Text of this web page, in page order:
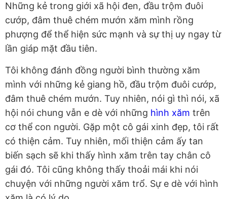
Những kẻ trong giới xã hội đen, đầu trộm đuôi
cướp, đâm thuê chém mướn xăm mình rồng
phượng để thể hiện sức mạnh và sự thị uy ngay từ
lần giáp mặt đầu tiên.
Tôi không đánh đồng người bình thường xăm
mình với những kẻ giang hồ, đầu trộm đuôi cướp,
đâm thuê chém mướn. Tuy nhiên, nói gì thì nói, xã
hội nói chung vẫn e dè với những hình xăm trên
cơ thể con người. Gặp một cô gái xinh đẹp, tôi rất
có thiện cảm. Tuy nhiên, mối thiện cảm ấy tan
biến sạch sẽ khi thấy hình xăm trên tay chân cô
gái đó. Tôi cũng không thấy thoải mái khi nói
chuyện với những người xăm trổ. Sự e dè với hình